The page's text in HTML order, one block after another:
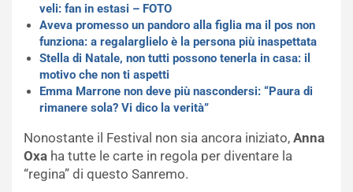
veli: fan in estasi – FOTO
Aveva promesso un pandoro alla figlia ma il pos non
funziona: a regalarglielo è la persona più inaspettata
Stella di Natale, non tutti possono tenerla in casa: il
motivo che non ti aspetti
Emma Marrone non deve più nascondersi: “Paura di
rimanere sola? Vi dico la verità”
Nonostante il Festival non sia ancora iniziato, Anna
Oxa ha tutte le carte in regola per diventare la
“regina” di questo Sanremo.